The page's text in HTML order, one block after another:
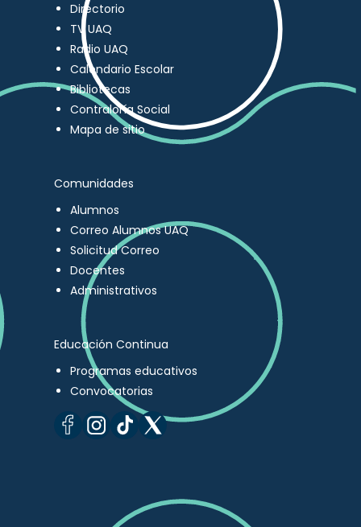
Directorio
TV UAQ
Radio UAQ
Calendario Escolar
Bibliotecas
Contraloría Social
Mapa de sitio
Comunidades
Alumnos
Correo Alumnos UAQ
Solicitud Correo
Docentes
Administrativos
Educación Continua
Programas educativos
Convocatorias